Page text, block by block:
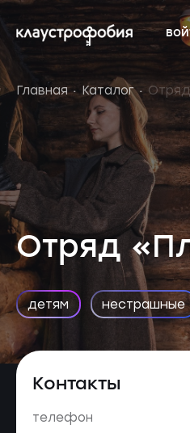
Главная Каталог
Отряд
детям нестрашные
Контакты
телефон